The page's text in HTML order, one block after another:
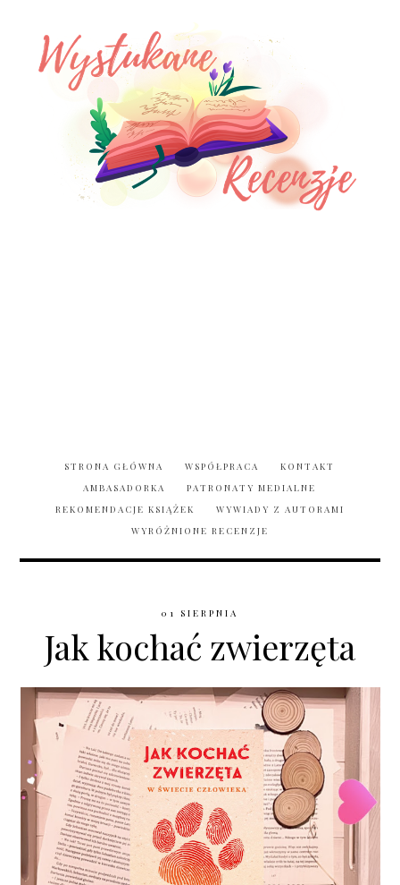
STRONA GŁÓWNA WSPÓŁPRACA
KONTAKT
AMBASADORKA
PATRONATY MEDIALNE
REKOMENDACJE KSIĄŻEK
WYWIADY Z AUTORAMI
WYRÓŻNIONE RECENZJE
01 SIERPNIA
Jak kochać zwierzęta